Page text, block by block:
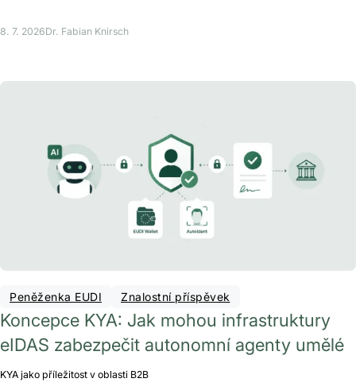
8. 7. 2026Dr. Fabian Knirsch
Peněženka EUDI Znalostní příspěvek
Koncepce KYA: Jak mohou infrastruktury
eIDAS zabezpečit autonomní agenty umělé
KYA jako příležitost v oblasti B2B